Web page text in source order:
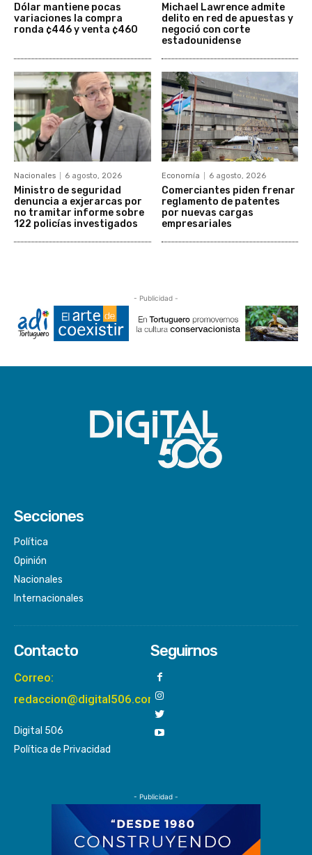
Dólar mantiene pocas
variaciones la compra
ronda ¢446 y venta ¢460
Michael Lawrence admite
delito en red de apuestas y
negoció con corte
estadounidense
Nacionales 6 agosto, 2026
Ministro de seguridad
denuncia a exjerarcas por
no tramitar informe sobre
122 policías investigados
Economía 6 agosto, 2026
Comerciantes piden frenar
reglamento de patentes
por nuevas cargas
empresariales
- Publicidad -
Secciones
Política
Opinión
Nacionales
Internacionales
Contacto
Correo:
redaccion@digital506.com
Digital 506
Política de Privacidad
Seguirnos
- Publicidad -